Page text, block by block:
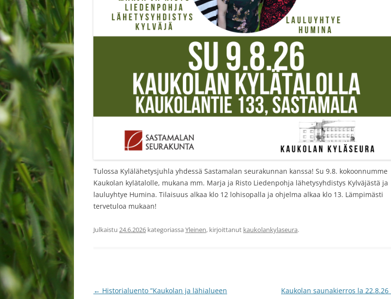
Tulossa Kylälähetysjuhla yhdessä Sastamalan seurakunnan kanssa! Su 9.8. kokoonnumme
Kaukolan kylätalolle, mukana mm. Marja ja Risto Liedenpohja lähetysyhdistys Kylväjästä ja
lauluyhtye Humina. Tilaisuus alkaa klo 12 lohisopalla ja ohjelma alkaa klo 13. Lämpimästi
tervetuloa mukaan!
Julkaistu 24.6.2026 kategoriassa Yleinen, kirjoittanut kaukolankylaseura.
Artikkelien
← Historialuento ”Kaukolan ja lähialueen Kaukolan saunakierros la 22.8.26